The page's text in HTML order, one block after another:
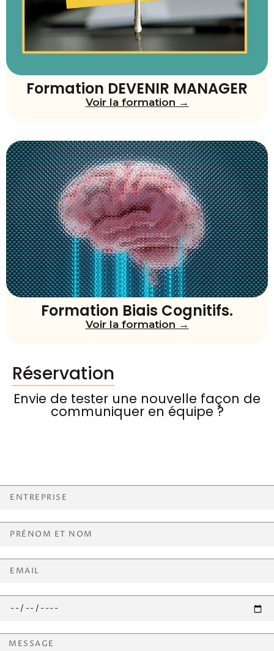
Formation DEVENIR MANAGER
Voir la formation →
Formation Biais Cognitifs.
Voir la formation →
Réservation
Envie de tester une nouvelle façon de
communiquer en équipe ?